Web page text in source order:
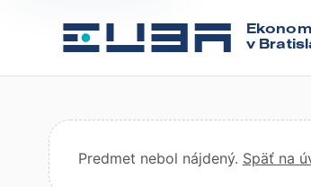
v
Predmet nebol nájdený. Späť na